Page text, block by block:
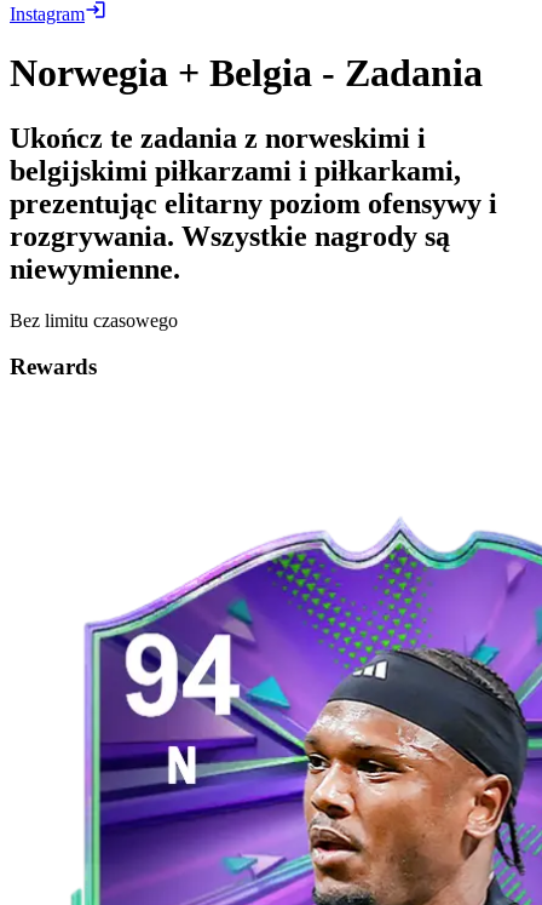
Instagram
Norwegia + Belgia - Zadania
Ukończ te zadania z norweskimi i
belgijskimi piłkarzami i piłkarkami,
prezentując elitarny poziom ofensywy i
rozgrywania. Wszystkie nagrody są
niewymienne.
Bez limitu czasowego
Rewards